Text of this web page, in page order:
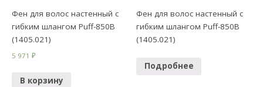
Фен для волос настенный с
гибким шлангом Puff-850B
(1405.021)
5 971₽
В корзину
Фен для волос настенный с
гибким шлангом Puff-850B
(1405.021)
Подробнее